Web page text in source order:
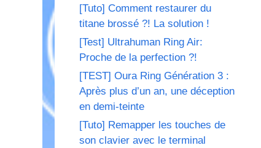
[Tuto] Comment restaurer du
titane brossé ?! La solution !
[Test] Ultrahuman Ring Air:
Proche de la perfection ?!
[TEST] Oura Ring Génération 3 :
Après plus d’un an, une déception
en demi-teinte
[Tuto] Remapper les touches de
son clavier avec le terminal